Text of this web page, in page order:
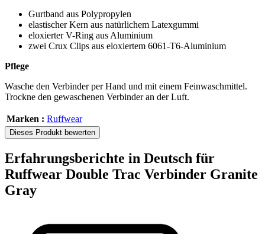
Gurtband aus Polypropylen
elastischer Kern aus natürlichem Latexgummi
eloxierter V-Ring aus Aluminium
zwei Crux Clips aus eloxiertem 6061-T6-Aluminium
Pflege
Wasche den Verbinder per Hand und mit einem Feinwaschmittel.
Trockne den gewaschenen Verbinder an der Luft.
Marken : Ruffwear
Dieses Produkt bewerten
Erfahrungsberichte in Deutsch für
Ruffwear Double Trac Verbinder Granite
Gray